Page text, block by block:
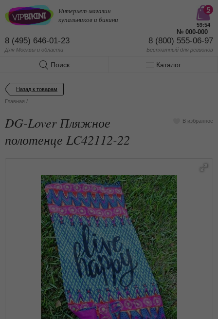
Интернет-магазин
купальников и бикини
8 (495) 646-01-23
Для Москвы и области
8 (800) 555-06-97
Бесплатный для регионов
5
59:53
№ 000-000
Поиск Каталог
Назад к товарам
Главная /
DG-Lover Пляжное
полотенце LC42112-22
В избранное